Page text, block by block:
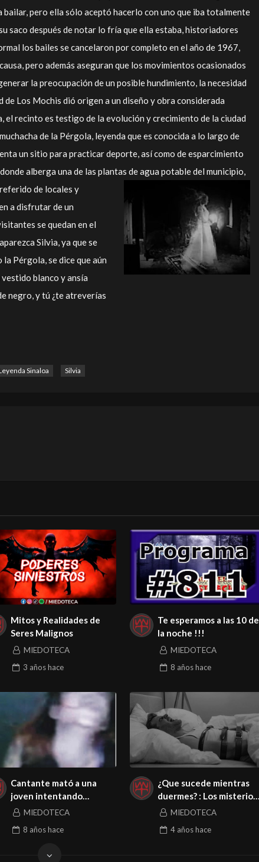
bailar, pero ella sólo aceptó hacerlo con uno que iba totalmente
saco después de notar lo fría que ella estaba, historiadores
los bailes se cancelaron por completo en el año de 1967,
pero además aseguran que los movimientos ocasionados
la preocupación de un posible hundimiento, la necesidad
Los Mochis dió origen a un diseño y obra considerada
el recinto es testigo de la evolución y crecimiento de la ciudad
de la Pérgola, leyenda que es conocida a lo largo de
un sitio para practicar deporte, así como de esparcimiento
alberga una de las plantas de agua potable del municipio,
de locales y
a disfrutar de un
se quedan en el
Silvia, ya que se
Pérgola, se dice que aún
blanco y ansía
negro, y tú ¿te atreverías
Sinaloa Silvia
Mitos y Realidades de
Seres Malignos
MIEDOTECA
3 añoshace
Te esperamos a las 10 de
la noche !!!
MIEDOTECA
8 añoshace
Cantante mató a una
joven intentando
exorcizarla
MIEDOTECA
8 añoshace
¿Que sucede mientras
duermes? : Los misterios
del sueño.
MIEDOTECA
4 añoshace